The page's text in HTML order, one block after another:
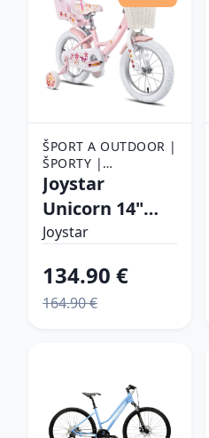
ŠPORT A OUTDOOR |
ŠPORTY |
CYKLISTIKA |
BICYKLE
Joystar
Unicorn 14"
ružová
Joystar
134.90 €
164.90 €